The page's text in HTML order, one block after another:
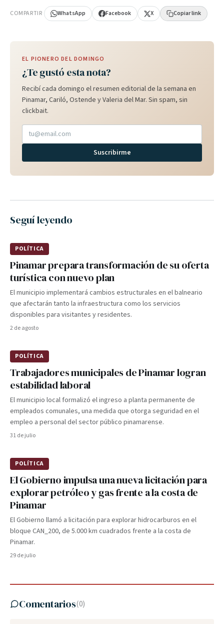
COMPARTIR WhatsApp Facebook X Copiar link
EL PIONERO DEL DOMINGO
¿Te gustó esta nota?
Recibí cada domingo el resumen editorial de la semana en
Pinamar, Cariló, Ostende y Valeria del Mar. Sin spam, sin
clickbait.
Suscribirme
Seguí leyendo
POLÍTICA
Pinamar prepara transformación de su oferta
turística con nuevo plan
El municipio implementará cambios estructurales en el balneario
que afectarán tanto la infraestructura como los servicios
disponibles para visitantes y residentes.
2 de agosto
POLÍTICA
Trabajadores municipales de Pinamar logran
estabilidad laboral
El municipio local formalizó el ingreso a planta permanente de
empleados comunales, una medida que otorga seguridad en el
empleo a personal del sector público pinamarense.
31 de julio
POLÍTICA
El Gobierno impulsa una nueva licitación para
explorar petróleo y gas frente a la costa de
Pinamar
El Gobierno llamó a licitación para explorar hidrocarburos en el
bloque CAN_200, de 5.000 km cuadrados frente a la costa de
Pinamar.
29 de julio
Comentarios(0)